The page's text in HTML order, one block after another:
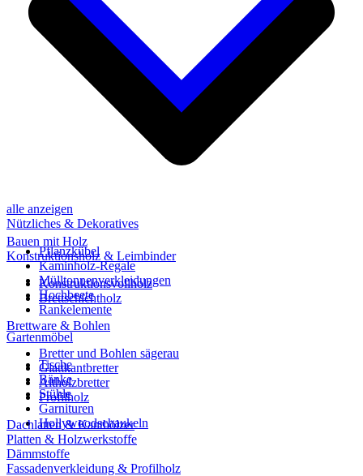
alle anzeigen
Nützliches & Dekoratives
Pflanzkübel
Kaminholz-Regale
Mülltonnenverkleidungen
Hochbeete
Rankelemente
Gartenmöbel
Tische
Bänke
Stühle
Garnituren
Hollywoodschaukeln
Bauen mit Holz
Konstruktionsholz & Leimbinder
Konstruktionsvollholz
Brettschichtholz
Brettware & Bohlen
Bretter und Bohlen sägerau
Glattkantbretter
Altholzbretter
Profilholz
Dachlatten & Kanthölzer
Platten & Holzwerkstoffe
Dämmstoffe
Fassadenverkleidung & Profilholz